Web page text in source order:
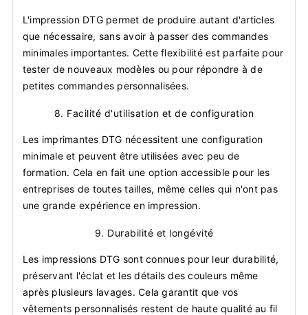
L'impression DTG permet de produire autant d'articles
que nécessaire, sans avoir à passer des commandes
minimales importantes. Cette flexibilité est parfaite pour
tester de nouveaux modèles ou pour répondre à de
petites commandes personnalisées.
8. Facilité d'utilisation et de configuration
Les imprimantes DTG nécessitent une configuration
minimale et peuvent être utilisées avec peu de
formation. Cela en fait une option accessible pour les
entreprises de toutes tailles, même celles qui n'ont pas
une grande expérience en impression.
9. Durabilité et longévité
Les impressions DTG sont connues pour leur durabilité,
préservant l'éclat et les détails des couleurs même
après plusieurs lavages. Cela garantit que vos
vêtements personnalisés restent de haute qualité au fil